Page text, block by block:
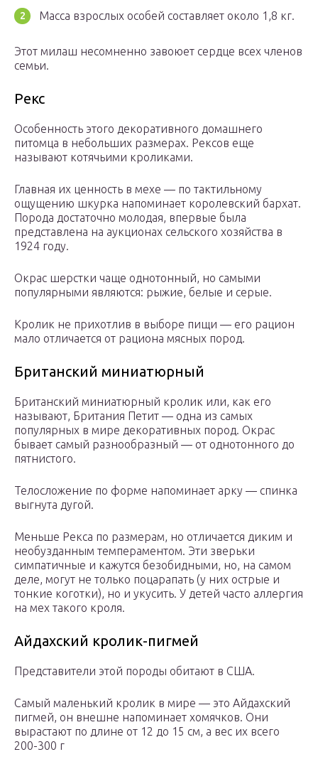
Масса взрослых особей составляет около 1,8 кг.
Этот милаш несомненно завоюет сердце всех членов
семьи.
Рекс
Особенность этого декоративного домашнего
питомца в небольших размерах. Рексов еще
называют котячьими кроликами.
Главная их ценность в мехе — по тактильному
ощущению шкурка напоминает королевский бархат.
Порода достаточно молодая, впервые была
представлена на аукционах сельского хозяйства в
1924 году.
Окрас шерстки чаще однотонный, но самыми
популярными являются: рыжие, белые и серые.
Кролик не прихотлив в выборе пищи — его рацион
мало отличается от рациона мясных пород.
Британский миниатюрный
Британский миниатюрный кролик или, как его
называют, Британия Петит — одна из самых
популярных в мире декоративных пород. Окрас
бывает самый разнообразный — от однотонного до
пятнистого.
Телосложение по форме напоминает арку — спинка
выгнута дугой.
Меньше Рекса по размерам, но отличается диким и
необузданным темпераментом. Эти зверьки
симпатичные и кажутся безобидными, но, на самом
деле, могут не только поцарапать (у них острые и
тонкие коготки), но и укусить. У детей часто аллергия
на мех такого кроля.
Айдахский кролик-пигмей
Представители этой породы обитают в США.
Самый маленький кролик в мире — это Айдахский
пигмей, он внешне напоминает хомячков. Они
вырастают по длине от 12 до 15 см, а вес их всего
200-300 г